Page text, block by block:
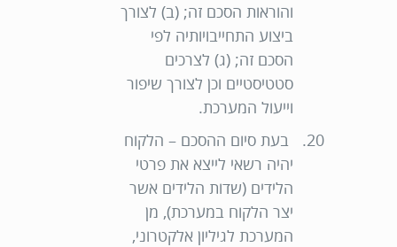
והוראות הסכם זה; (ב) לצורך
ביצוע התחייבויותיה לפי
הסכם זה; (ג) לצרכים
סטטיסטיים וכן לצורך שיפור
וייעול המערכת.
בעת סיום ההסכם – הלקוח
יהיה רשאי לייצא את פרטי
הלידים (שדות הלידים אשר
יצר הלקוח במערכת), מן
המערכת לגיליון אלקטרוני,